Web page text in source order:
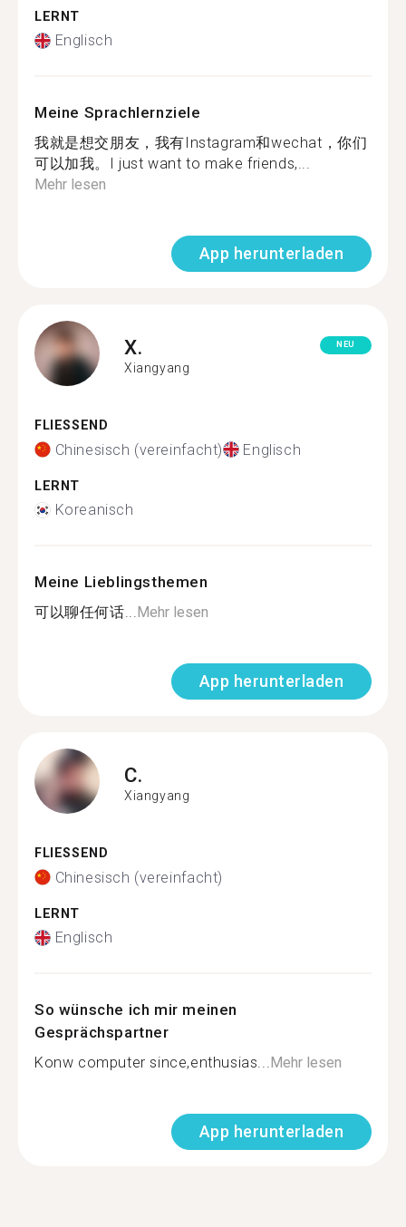
LERNT
Englisch
Meine Sprachlernziele
我就是想交朋友，我有Instagram和wechat，你们
可以加我。I just want to make friends,...
Mehr lesen
App herunterladen
X.
Xiangyang
NEU
FLIESSEND
Chinesisch (vereinfacht) Englisch
LERNT
Koreanisch
Meine Lieblingsthemen
可以聊任何话...Mehr lesen
App herunterladen
C.
Xiangyang
FLIESSEND
Chinesisch (vereinfacht)
LERNT
Englisch
So wünsche ich mir meinen
Gesprächspartner
Konw computer since,enthusias...Mehr lesen
App herunterladen